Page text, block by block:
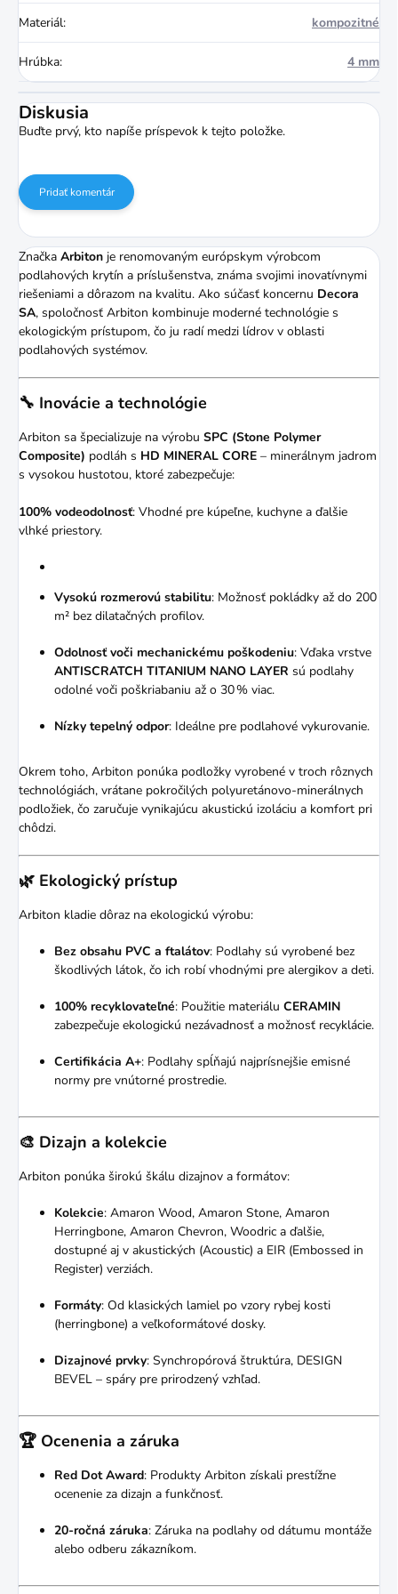
Materiál: kompozitné
Hrúbka: 4 mm
Diskusia
Buďte prvý, kto napíše príspevok k tejto položke.
Pridať komentár
Značka Arbiton je renomovaným európskym výrobcom
podlahových krytín a príslušenstva, známa svojimi inovatívnymi
riešeniami a dôrazom na kvalitu. Ako súčasť koncernu Decora
SA, spoločnosť Arbiton kombinuje moderné technológie s
ekologickým prístupom, čo ju radí medzi lídrov v oblasti
podlahových systémov.
🔧 Inovácie a technológie
Arbiton sa špecializuje na výrobu SPC (Stone Polymer
Composite) podláh s HD MINERAL CORE – minerálnym jadrom
s vysokou hustotou, ktoré zabezpečuje:
100% vodeodolnosť: Vhodné pre kúpeľne, kuchyne a ďalšie
vlhké priestory.
Vysokú rozmerovú stabilitu: Možnosť pokládky až do 200
m² bez dilatačných profilov.
Odolnosť voči mechanickému poškodeniu: Vďaka vrstve
ANTISCRATCH TITANIUM NANO LAYER sú podlahy
odolné voči poškriabaniu až o 30 % viac.
Nízky tepelný odpor: Ideálne pre podlahové vykurovanie.
Okrem toho, Arbiton ponúka podložky vyrobené v troch rôznych
technológiách, vrátane pokročilých polyuretánovo-minerálnych
podložiek, čo zaručuje vynikajúcu akustickú izoláciu a komfort pri
chôdzi.
🌿 Ekologický prístup
Arbiton kladie dôraz na ekologickú výrobu:
Bez obsahu PVC a ftalátov: Podlahy sú vyrobené bez
škodlivých látok, čo ich robí vhodnými pre alergikov a deti.
100% recyklovateľné: Použitie materiálu CERAMIN
zabezpečuje ekologickú nezávadnosť a možnosť recyklácie.
Certifikácia A+: Podlahy spĺňajú najprísnejšie emisné
normy pre vnútorné prostredie.
🎨 Dizajn a kolekcie
Arbiton ponúka širokú škálu dizajnov a formátov:
Kolekcie: Amaron Wood, Amaron Stone, Amaron
Herringbone, Amaron Chevron, Woodric a ďalšie,
dostupné aj v akustických (Acoustic) a EIR (Embossed in
Register) verziách.
Formáty: Od klasických lamiel po vzory rybej kosti
(herringbone) a veľkoformátové dosky.
Dizajnové prvky: Synchropórová štruktúra, DESIGN
BEVEL – spáry pre prirodzený vzhľad.
🏆 Ocenenia a záruka
Red Dot Award: Produkty Arbiton získali prestížne
ocenenie za dizajn a funkčnosť.
20-ročná záruka: Záruka na podlahy od dátumu montáže
alebo odberu zákazníkom.